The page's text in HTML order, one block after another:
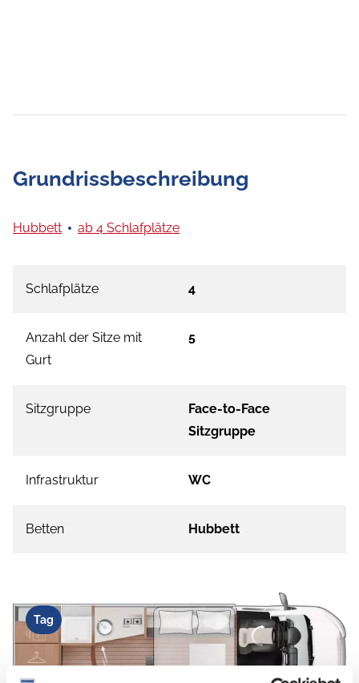
Grundrissbeschreibung
Hubbett ab 4 Schlafplätze
Schlafplätze 4
Anzahl der Sitze mit
Gurt
5
Sitzgruppe
Face-to-Face
Sitzgruppe
Infrastruktur WC
Betten Hubbett
Tag